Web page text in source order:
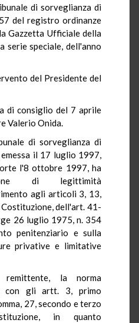
di sorveglianza di
del registro ordinanze
Gazzetta Ufficiale della
serie speciale, dell'anno
del Presidente del
di consiglio del 7 aprile
Valerio Onida.
di sorveglianza di
il 17 luglio 1997,
l'8 ottobre 1997, ha
di legittimità
agli articoli 3, 13,
dell'art. 41-
26 luglio 1975, n. 354
penitenziario e sulla
privative e limitative
la norma
con gli artt. 3, primo
27, secondo e terzo
in quanto